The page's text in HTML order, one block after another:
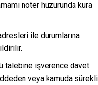
noter huzurunda kura
ile durumlarına
talebine işverence davet
veya kamuda sürekli